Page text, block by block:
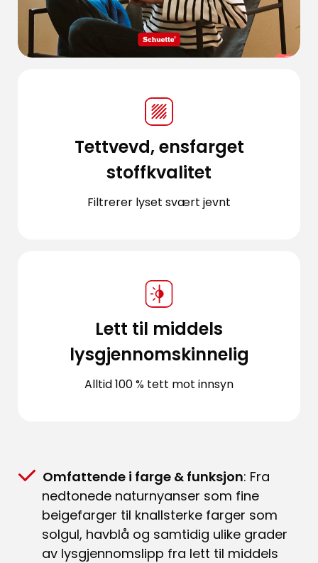
Tettvevd, ensfarget
stoffkvalitet
Filtrerer lyset svært jevnt
Lett til middels
lysgjennomskinnelig
Alltid 100 % tett mot innsyn
Omfattende i farge & funksjon: Fra
nedtonede naturnyanser som fine
beigefarger til knallsterke farger som
solgul, havblå og samtidig ulike grader
av lysgjennomslipp fra lett til middels